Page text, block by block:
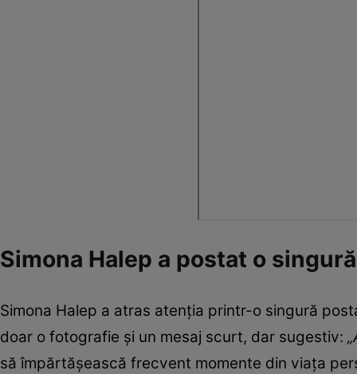
Simona Halep a postat o
Simona Halep a atras atenția printr-o singură
doar o fotografie și un mesaj scurt, dar sugestiv:
să împărtășească frecvent momente din viața